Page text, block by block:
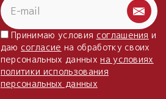
Принимаю условия соглашения и
даю согласие на обработку своих
персональных данныхна условиях
политики использования
персональных данных